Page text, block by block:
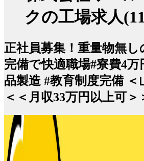
クの工場求人
正社員募集！重量物無し
完備で快適職場#寮費4万
品製造 #教育制度完備 ＜
＜＜月収33万円以上可＞